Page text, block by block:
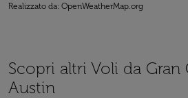
Realizzato da: OpenWeatherMap.org
Scopri altri Voli da Gran
Austin